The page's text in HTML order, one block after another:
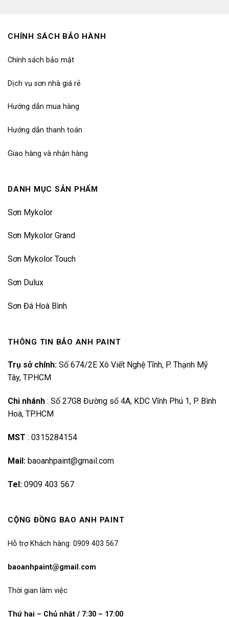
CHÍNH SÁCH BẢO HÀNH
Chính sách bảo mật
Dịch vụ sơn nhà giá rẻ
Hướng dẫn mua hàng
Hướng dẫn thanh toán
Giao hàng và nhận hàng
DANH MỤC SẢN PHẨM
Sơn Mykolor
Sơn Mykolor Grand
Sơn Mykolor Touch
Sơn Dulux
Sơn Đá Hoà Bình
THÔNG TIN BẢO ANH PAINT
Trụ sở chính: Số 674/2E Xô Viết Nghệ Tĩnh, P. Thạnh Mỹ
Tây, TPHCM
Chi nhánh : Số 27G8 Đường số 4A, KDC Vĩnh Phú 1, P. Bình
Hoà, TP.HCM
MST : 0315284154
Mail: baoanhpaint@gmail.com
Tel: 0909 403 567
CỘNG ĐỒNG BAO ANH PAINT
Hỗ trợ Khách hàng: 0909 403 567
baoanhpaint@gmail.com
Thời gian làm việc
Thứ hai – Chủ nhật / 7:30 – 17:00